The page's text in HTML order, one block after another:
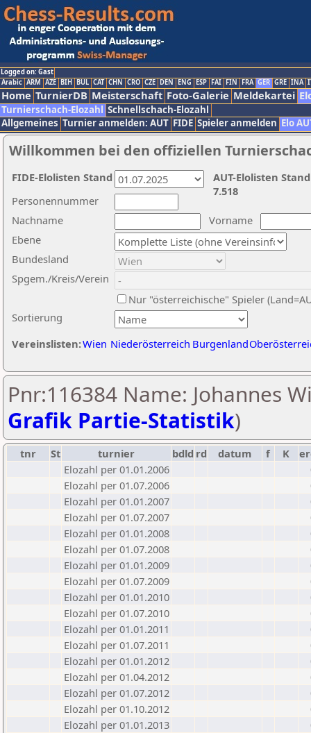
Logged on: Gast
Arabic ARM AZE BIH BUL CAT CHN CRO CZE DEN ENG ESP FAI FIN FRA GER GRE INA
Home TurnierDB Meisterschaft Foto-Galerie Meldekartei
Turnierschach-Elozahl Schnellschach-Elozahl
Allgemeines Turnier anmelden: AUT FIDE Spieler anmelden Elo
Willkommen bei den offiziellen
Nachname
Vorname
Ebene
Sortierung
Personennummer
Bundesland
Spgem./Kreis/Verein
Nur "österreichische" Spieler
Vereinslisten:Wien Niederösterreich Burgenland
AUT-Elolisten
7.518
FIDE-Elolisten Stand
Pnr:116384 Name: Johannes
Grafik Partie-Statistik)
tnr St turnier bdld rd datum f K
Elozahl per 01.01.2006
Elozahl per 01.07.2006
Elozahl per 01.01.2007
Elozahl per 01.07.2007
Elozahl per 01.01.2008
Elozahl per 01.07.2008
Elozahl per 01.01.2009
Elozahl per 01.07.2009
Elozahl per 01.01.2010
Elozahl per 01.07.2010
Elozahl per 01.01.2011
Elozahl per 01.07.2011
Elozahl per 01.01.2012
Elozahl per 01.04.2012
Elozahl per 01.07.2012
Elozahl per 01.10.2012
Elozahl per 01.01.2013